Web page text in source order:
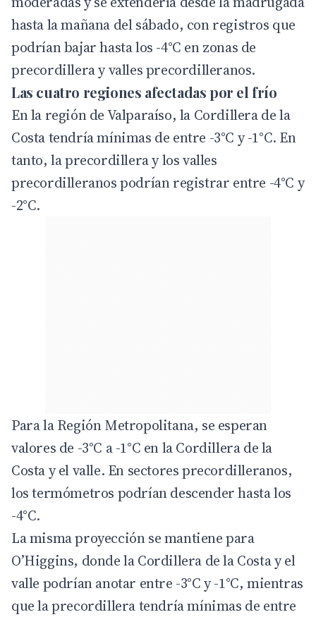
hasta la mañana del sábado, con registros que
podrían bajar hasta los -4°C en zonas de
precordillera y valles precordilleranos.
Las cuatro regiones afectadas por el frío
En la región de Valparaíso, la Cordillera de la
Costa tendría mínimas de entre -3°C y -1°C. En
tanto, la precordillera y los valles
precordilleranos podrían registrar entre -4°C y
-2°C.
Para la Región Metropolitana, se esperan
valores de -3°C a -1°C en la Cordillera de la
Costa y el valle. En sectores precordilleranos,
los termómetros podrían descender hasta los
-4°C.
La misma proyección se mantiene para
O’Higgins, donde la Cordillera de la Costa y el
valle podrían anotar entre -3°C y -1°C, mientras
que la precordillera tendría mínimas de entre